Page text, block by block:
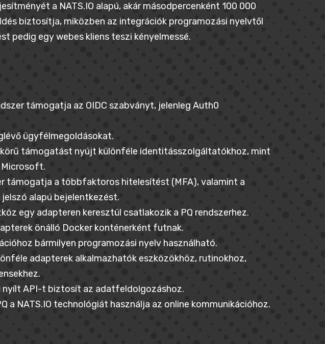
a NATS.IO alapú, akár másodpercenként 100 000
biztosítja, miközben az integrációk programozási nyelvtől
pedig egy webes kliens teszi kényelmessé.
támogatja az OIDC szabványt, jelenleg Auth0
ügyfélmegoldásokat.
támogatást nyújt különféle identitásszolgáltatókhoz, mint
Microsoft.
támogatja a többfaktoros hitelesítést (MFA), valamint a
alapú bejelentkezést.
egy adapteren keresztül csatlakozik a PQ rendszerhez.
önálló Docker konténerként futnak.
bármilyen programozási nyelv használható.
adapterek alkalmazhatók eszközökhöz, rutinokhoz,
nyílt API-t biztosít az adatfeldolgozáshoz.
a NATS.IO technológiát használja az online kommunikációhoz.